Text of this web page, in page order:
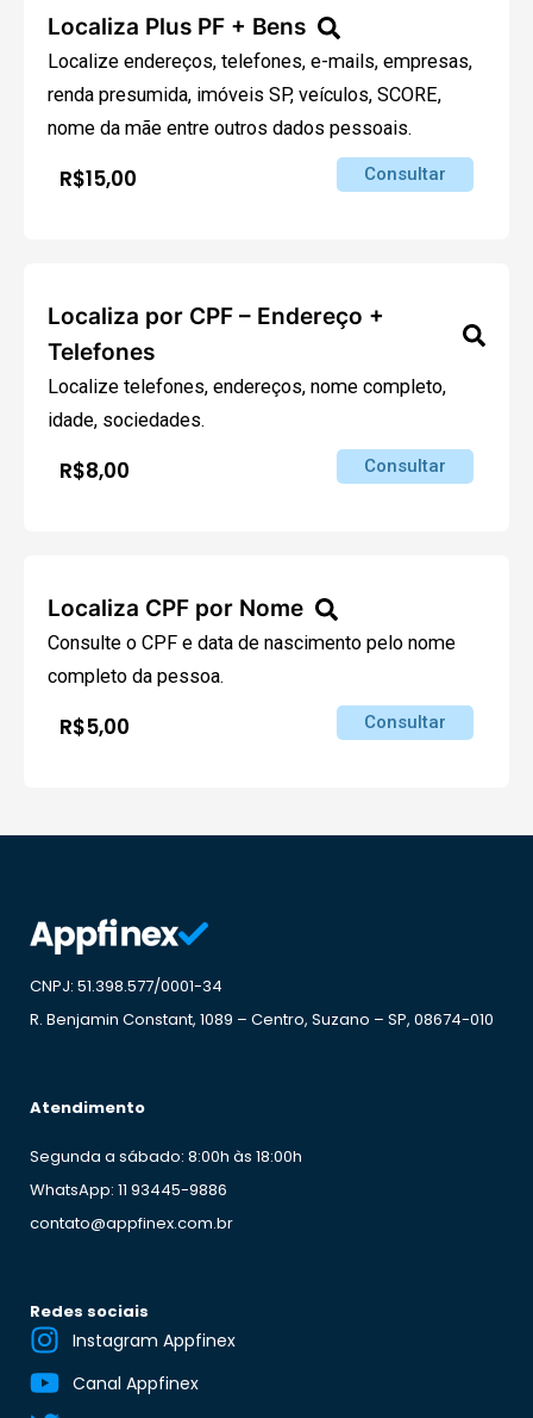
Localiza Plus PF + Bens
Localize endereços, telefones, e-mails, empresas,
renda presumida, imóveis SP, veículos, SCORE,
nome da mãe entre outros dados pessoais.
R$15,00 Consultar
Localiza por CPF – Endereço +
Telefones
Localize telefones, endereços, nome completo,
idade, sociedades.
R$8,00 Consultar
Localiza CPF por Nome
Consulte o CPF e data de nascimento pelo nome
completo da pessoa.
R$5,00 Consultar
CNPJ: 51.398.577/0001-34
R. Benjamin Constant, 1089 – Centro, Suzano – SP, 08674-010
Atendimento
Segunda a sábado: 8:00h às 18:00h
WhatsApp: 11 93445-9886
contato@appfinex.com.br
Redes sociais
Instagram Appfinex
Canal Appfinex